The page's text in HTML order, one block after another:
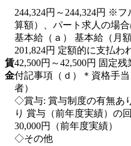
賃
金
244,324円～244,324円 ※
算額）、パート求人の場
基本給（ａ） 基本給（月
201,824円 定額的に支払わ
42,500円～42,500円 固定
付記事項（ｄ）＊資格手
者）
◇賞与: 賞与制度の有無あ
り 賞与（前年度実績）の
30,000円（前年度実績）
◇その他